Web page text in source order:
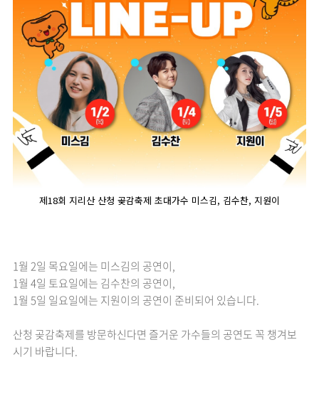
제18회 지리산 산청 곶감축제 초대가수 미스김, 김수찬, 지원이
1월 2일 목요일에는 미스김의 공연이,
1월 4일 토요일에는 김수찬의 공연이,
1월 5일 일요일에는 지원이의 공연이 준비되어 있습니다.
산청 곶감축제를 방문하신다면 즐거운 가수들의 공연도 꼭 챙겨보
시기 바랍니다.